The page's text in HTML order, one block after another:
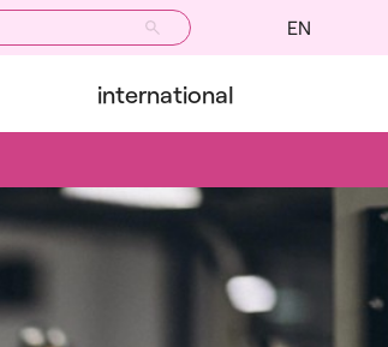
EN
international